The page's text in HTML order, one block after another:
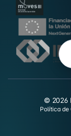
© 2026
Política de